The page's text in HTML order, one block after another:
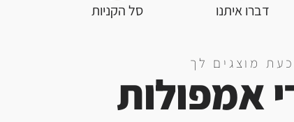
דברו איתנו סל הקניות
כעת מוצגים לך
אמפולות